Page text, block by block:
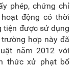
phép, chứng chỉ
động có thời
tiện được sử dụng
hợp này đã
năm 2012 với
thức xử phạt bổ